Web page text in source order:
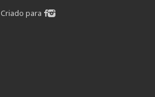
Criado para